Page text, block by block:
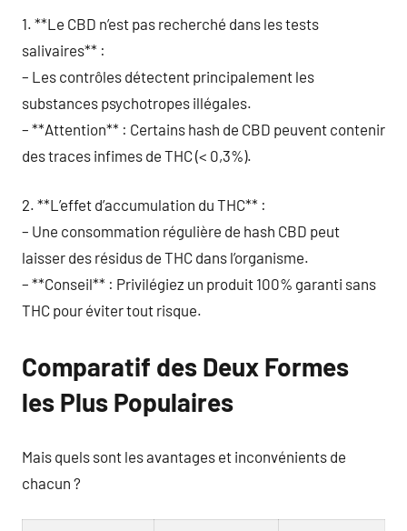
1. **Le CBD n’est pas recherché dans les tests
salivaires** :
– Les contrôles détectent principalement les
substances psychotropes illégales.
– **Attention** : Certains hash de CBD peuvent contenir
des traces infimes de THC (< 0,3%).
2. **L’effet d’accumulation du THC** :
– Une consommation régulière de hash CBD peut
laisser des résidus de THC dans l’organisme.
– **Conseil** : Privilégiez un produit 100% garanti sans
THC pour éviter tout risque.
Comparatif des Deux Formes
les Plus Populaires
Mais quels sont les avantages et inconvénients de
chacun ?